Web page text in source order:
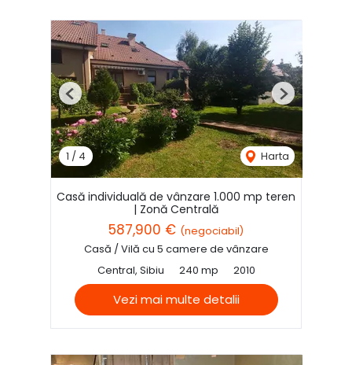
1 / 4 Harta
Previous Next
Casă individuală de vânzare 1.000 mp teren
| Zonă Centrală
587,900 € (negociabil)
Casă / Vilă cu 5 camere de vânzare
Central, Sibiu
240 mp 2010
Vezi mai multe detalii